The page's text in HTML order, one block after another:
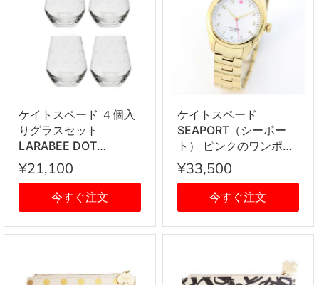
ケイトスペード ４個入
りグラスセット
LARABEE DOT
STEMLESS WHITE
SET OF
¥21,100
今すぐ注文
ケイトスペード
SEAPORT（シーポー
ト） ピンクのワンポイ
ントが可愛い、ゴール
ドカラー腕時計
¥33,500
今すぐ注文